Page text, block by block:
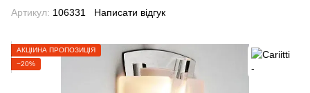
Артикул: 106331 Написати відгук
АКЦІЙНА ПРОПОЗИЦІЯ
−20%